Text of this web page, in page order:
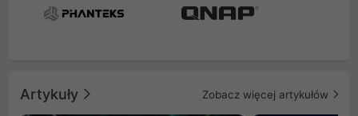
Artykuły Zobacz więcej artykułów